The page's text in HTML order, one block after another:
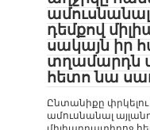
դեմքով
սակայն իր
տղամարդն
հետո նա
Ընտանիքը
ամուսնանալ